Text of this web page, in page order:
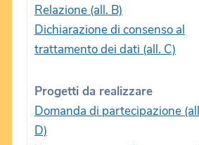
Relazione (all. B)
Dichiarazione di consenso al
trattamento dei dati (all. C)
Progetti da realizzare
Domanda di partecipazione
D)